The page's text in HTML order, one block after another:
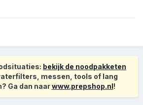
bekijk de noodpakketen
messen, tools of lang
Ga dan naarwww.prepshop.nl!